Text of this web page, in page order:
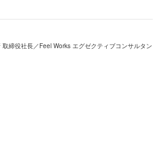
況になっています。部下のミス
見ると、「部下が勝手にやった
た他責思考でも、「自分の教え方
だ」といった自責思考でもな
締役社長／Feel Works エグゼクティブコンサルタン